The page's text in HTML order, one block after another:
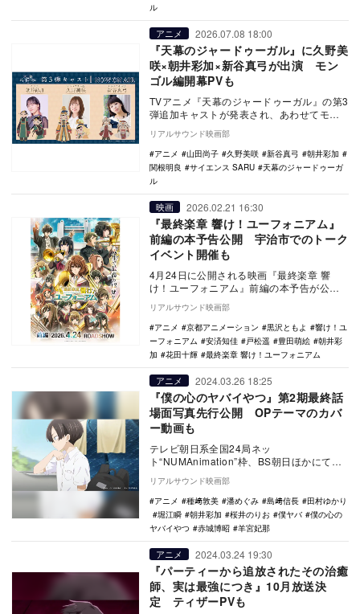
ル
アニメ 2026.07.08 18:00
『天幕のジャードゥーガル』に久野美
咲×朝井彩加×新谷真弓が出演 モン
ゴル編開幕PVも
TVアニメ『天幕のジャードゥーガル』の第3
弾追加キャストが発表され、あわせてモン
ゴル編開幕PVが公開された。 本作は、
Sou…
リアルサウンド映画部
アニメ
山田尚子 久野美咲 新谷真弓
朝井彩加
関根明良
サイエンス SARU
天幕のジャードゥーガ
ル
映画 2026.02.21 16:30
『最終楽章 響け！ユーフォニアム』
前編の本予告公開 宇治市でのトーク
イベント開催も
4月24日に公開される映画『最終楽章 響
け！ユーフォニアム』前編の本予告が公開
された。 『響け！ユーフォニアム』は、
京都アニ…
リアルサウンド映画部
アニメ
京都アニメーション 黒沢ともよ
響け！ユ
ーフォニアム
安済知佳 戸松遥 豊田萌絵
朝井彩
加
花田十輝 最終楽章 響け！ユーフォニアム
アニメ 2024.03.26 18:25
『僕の心のヤバイやつ』第2期最終話
場面写真先行公開 OPテーマのカバ
ー動画も
テレビ朝日系全国24局ネッ
ト“NUMAnimation”枠、BS朝日ほかにて放
送中のTVアニメ『僕の心のヤバイやつ』第
25話（第…
リアルサウンド映画部
アニメ
種﨑敦美 潘めぐみ 島﨑信長
田村ゆかり
堀江瞬
朝井彩加 桜井のりお 僕ヤバ
僕の心の
ヤバイやつ
赤城博昭 羊宮妃那
アニメ 2024.03.24 19:30
『パーティーから追放されたその治癒
師、実は最強につき』10月放送決
定 ティザーPVも